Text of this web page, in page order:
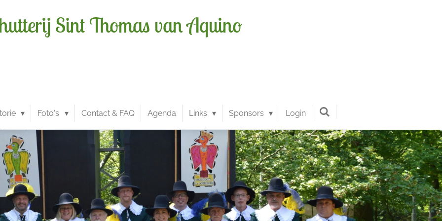
Sint Thomas van Aquino
Foto's Contact & FAQ Agenda Links Sponsors Login